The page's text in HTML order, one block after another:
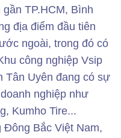
gần TP.HCM, Bình
địa điểm đầu tiên
ngoài, trong đó có
công nghiệp Vsip
Tân Uyên đang có sự
nghiệp như
Kumho Tire...
Đông Bắc Việt Nam,